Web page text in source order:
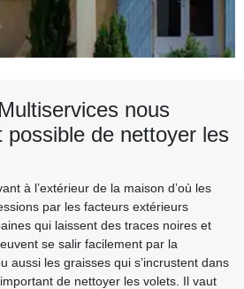
nous
possible de nettoyer les
à l’extérieur de la maison d’où les
par les facteurs extérieurs
qui laissent des traces noires et
se salir facilement par la
aussi les graisses qui s’incrustent dans
de nettoyer les volets. Il vaut